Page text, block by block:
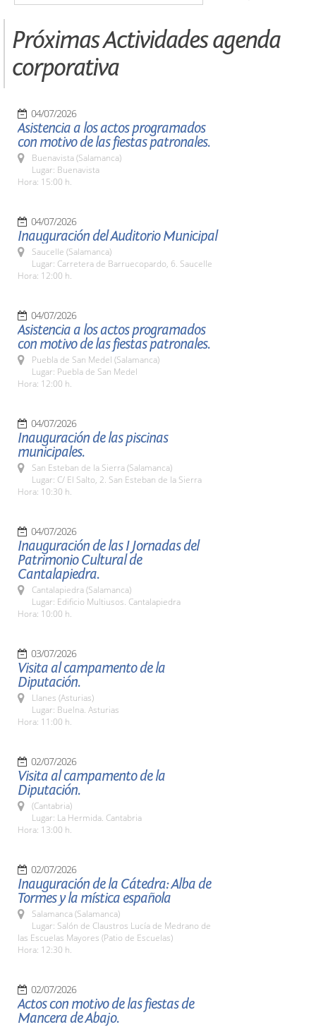
Próximas Actividades agenda
corporativa
04/07/2026
Asistencia a los actos programados
con motivo de las fiestas patronales.
Buenavista (Salamanca)
Lugar: Buenavista
Hora: 15:00 h.
04/07/2026
Inauguración del Auditorio Municipal
Saucelle (Salamanca)
Lugar: Carretera de Barruecopardo, 6. Saucelle
Hora: 12:00 h.
04/07/2026
Asistencia a los actos programados
con motivo de las fiestas patronales.
Puebla de San Medel (Salamanca)
Lugar: Puebla de San Medel
Hora: 12:00 h.
04/07/2026
Inauguración de las piscinas
municipales.
San Esteban de la Sierra (Salamanca)
Lugar: C/ El Salto, 2. San Esteban de la Sierra
Hora: 10:30 h.
04/07/2026
Inauguración de las I Jornadas del
Patrimonio Cultural de
Cantalapiedra.
Cantalapiedra (Salamanca)
Lugar: Edificio Multiusos. Cantalapiedra
Hora: 10:00 h.
03/07/2026
Visita al campamento de la
Diputación.
Llanes (Asturias)
Lugar: Buelna. Asturias
Hora: 11:00 h.
02/07/2026
Visita al campamento de la
Diputación.
(Cantabria)
Lugar: La Hermida. Cantabria
Hora: 13:00 h.
02/07/2026
Inauguración de la Cátedra: Alba de
Tormes y la mística española
Salamanca (Salamanca)
Lugar: Salón de Claustros Lucía de Medrano de
las Escuelas Mayores (Patio de Escuelas)
Hora: 12:30 h.
02/07/2026
Actos con motivo de las fiestas de
Mancera de Abajo.